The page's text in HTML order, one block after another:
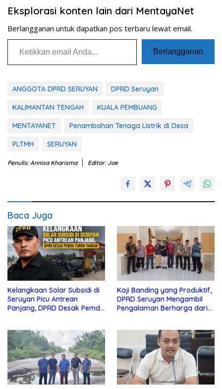
Eksplorasi konten lain dari MentayaNet
Berlangganan untuk dapatkan pos terbaru lewat email.
Ketikkan email Anda...
Berlangganan
ANGGOTA DPRD SERUYAN DPRD Seruyan
KALIMANTAN TENGAH KUALA PEMBUANG
MENTAYANET Penambahan Tenaga Listrik di Desa
PLTMH SERUYAN
Penulis: Annisa Kharisma Editor: Joe
Baca Juga
Kelangkaan Solar Subsidi di
Seruyan Picu Antrean
Panjang, DPRD Desak Pemda
Kaji Banding yang Produktif,
DPRD Seruyan Mengambil
Pengalaman Berharga dari